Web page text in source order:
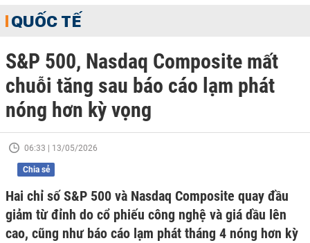
QUỐC TẾ
S&P 500, Nasdaq Composite mất
chuỗi tăng sau báo cáo lạm phát
nóng hơn kỳ vọng
06:33 | 13/05/2026
Chia sẻ
Hai chỉ số S&P 500 và Nasdaq Composite quay đầu
giảm từ đỉnh do cổ phiếu công nghệ và giá dầu lên
cao, cũng như báo cáo lạm phát tháng 4 nóng hơn kỳ